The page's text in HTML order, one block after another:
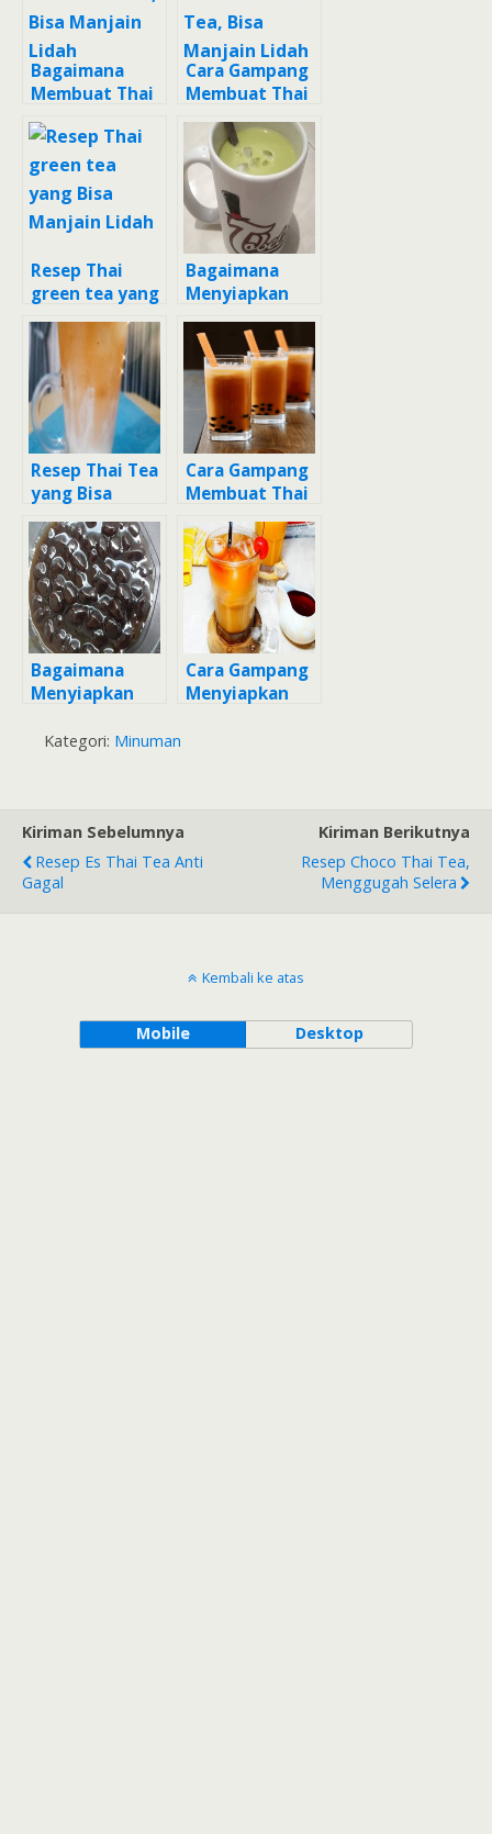
Bagaimana
Membuat Thai
Tea Greentea,
Bisa Manjain
Lidah
Cara Gampang
Membuat Thai
Tea, Bisa
Manjain Lidah
Resep Thai
green tea yang
Bisa Manjain
Lidah
Bagaimana
Menyiapkan
Thai Green Tea
ala dum dum
mall, Bisa
Manjain Lidah
Resep Thai Tea
yang Bisa
Manjain Lidah
Cara Gampang
Membuat Thai
tea ala mall,
Bisa Manjain
Lidah
Bagaimana
Menyiapkan
for Thai Tea,
Cara Gampang
Menyiapkan
Kategori: Minuman
Kiriman Sebelumnya
Resep Es Thai Tea Anti
Gagal
Kiriman Berikutnya
Resep Choco Thai Tea,
Menggugah Selera
Kembali ke atas
Mobile Desktop